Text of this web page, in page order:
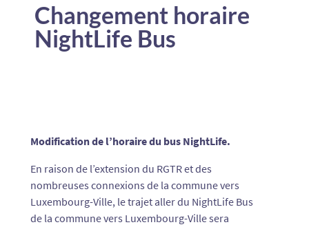
Changement horaire
NightLife Bus
Modification de l’horaire du bus NightLife.
En raison de l’extension du RGTR et des
nombreuses connexions de la commune vers
Luxembourg-Ville, le trajet aller du NightLife Bus
de la commune vers Luxembourg-Ville sera